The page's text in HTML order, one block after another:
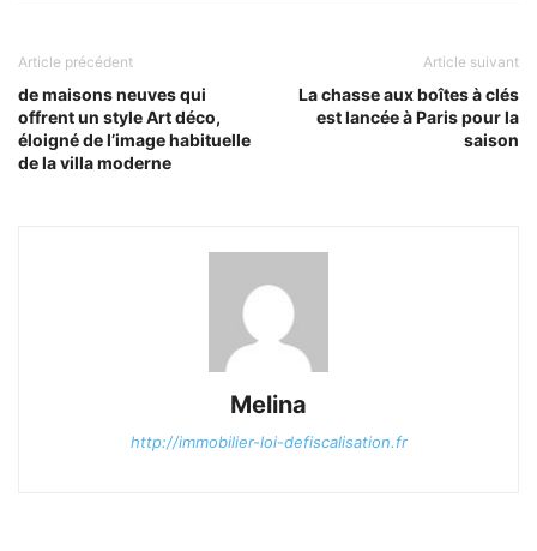
Article précédent
de maisons neuves qui
offrent un style Art déco,
éloigné de l’image habituelle
de la villa moderne
Article suivant
La chasse aux boîtes à clés
est lancée à Paris pour la
saison
Melina
http://immobilier-loi-defiscalisation.fr